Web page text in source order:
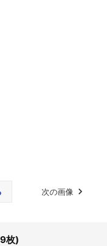
次の画像
枚)